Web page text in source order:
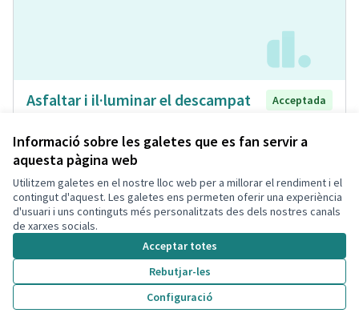
Informació sobre les galetes que es fan servir a
aquesta pàgina web
Utilitzem galetes en el nostre lloc web per a millorar el rendiment i el
contingut d'aquest. Les galetes ens permeten oferir una experiència
d'usuari i uns continguts més personalitzats des dels nostres canals
de xarxes socials.
Acceptar totes
Rebutjar-les
Configuració
Asfaltar i il·luminar el descampat
Bòbila
Acceptada
Laia Espai Públic